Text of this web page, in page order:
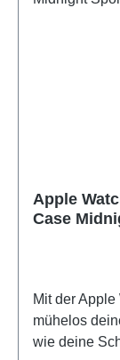
Apple
Case
Mit der
mühelos
wie deine